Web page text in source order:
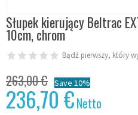
Słupek kierujący Beltrac
10cm, chrom
Bądź pierwszy, który
263,00 € Save 10%
236,70 €Netto